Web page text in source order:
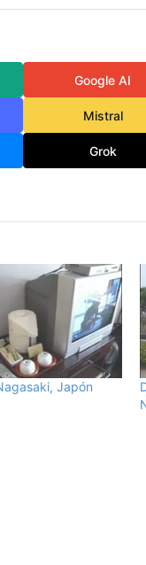
Google AI
Mistral
Grok
Japón